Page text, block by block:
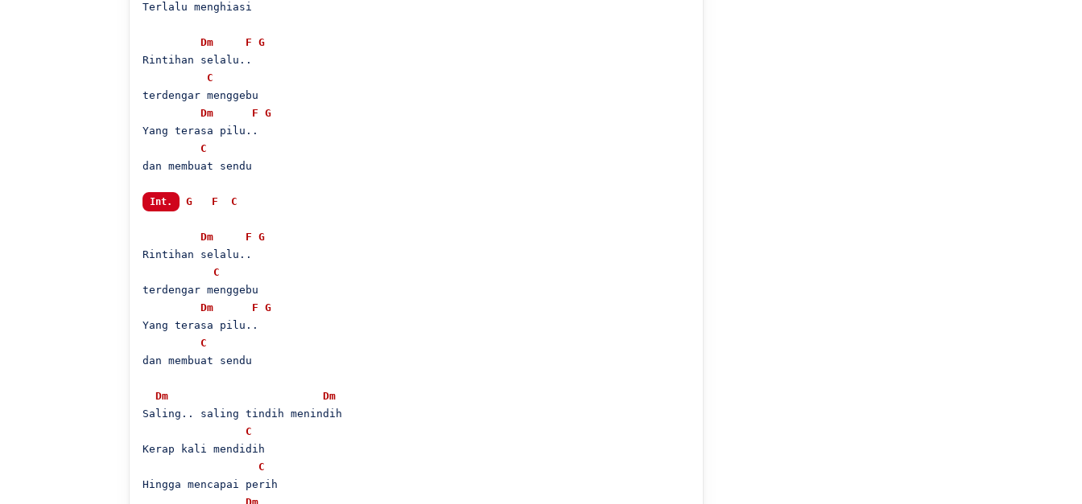
Terlalu menghiasi
Dm F G
Rintihan selalu..
C
terdengar menggebu
Dm
F G
Yang terasa pilu..
C
dan membuat sendu
Int. G F C
Dm F G
Rintihan selalu..
C
terdengar menggebu
Dm
F G
Yang terasa pilu..
C
dan membuat sendu
Dm
Dm
Saling.. saling tindih menindih
C
Kerap kali mendidih
C
Hingga mencapai perih